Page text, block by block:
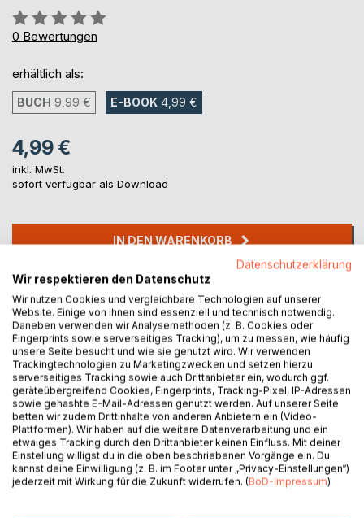
Bewertung::
0%
0 Bewertungen
erhältlich als:
BUCH 9,99 € E-BOOK 4,99 €
4,99 €
inkl. MwSt.
sofort verfügbar als Download
IN DEN WARENKORB
Auf die Merkliste
Titel bewerten
BESCHREIBUNG
Idylle am Hachinger Bach ?
Ja , es gibt sie noch - trotz Siedlungsdruck ! Wandern Sie
Datenschutzerklärung
Wir respektieren den Datenschutz
Wir nutzen Cookies und vergleichbare Technologien auf unserer
Website. Einige von ihnen sind essenziell und technisch notwendig.
Daneben verwenden wir Analysemethoden (z. B. Cookies oder
Fingerprints sowie serverseitiges Tracking), um zu messen, wie häufig
unsere Seite besucht und wie sie genutzt wird. Wir verwenden
Trackingtechnologien zu Marketingzwecken und setzen hierzu
serverseitiges Tracking sowie auch Drittanbieter ein, wodurch ggf.
geräteübergreifend Cookies, Fingerprints, Tracking-Pixel, IP-Adressen
sowie gehashte E-Mail-Adressen genutzt werden. Auf unserer Seite
betten wir zudem Drittinhalte von anderen Anbietern ein (Video-
Plattformen). Wir haben auf die weitere Datenverarbeitung und ein
etwaiges Tracking durch den Drittanbieter keinen Einfluss. Mit deiner
Einstellung willigst du in die oben beschriebenen Vorgänge ein. Du
kannst deine Einwilligung (z. B. im Footer unter „Privacy-Einstellungen“)
jederzeit mit Wirkung für die Zukunft widerrufen. (BoD-Impressum)